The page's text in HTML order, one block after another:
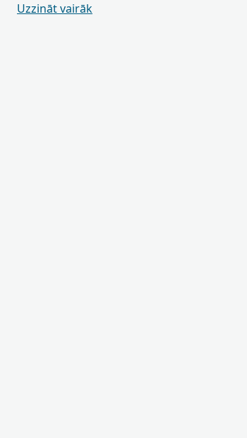
Uzzināt vairāk